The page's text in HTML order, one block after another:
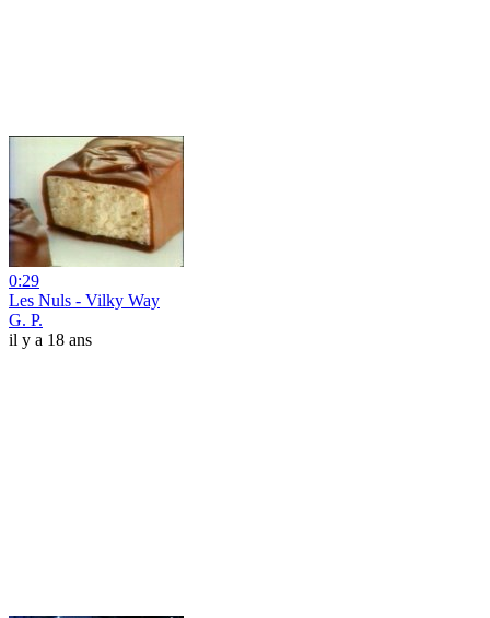
0:29
Les Nuls - Vilky Way
G. P.
il y a 18 ans